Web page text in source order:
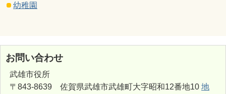
幼稚園
お問い合わせ
武雄市役所
〒843-8639 佐賀県武雄市武雄町大字昭和12番地10 地